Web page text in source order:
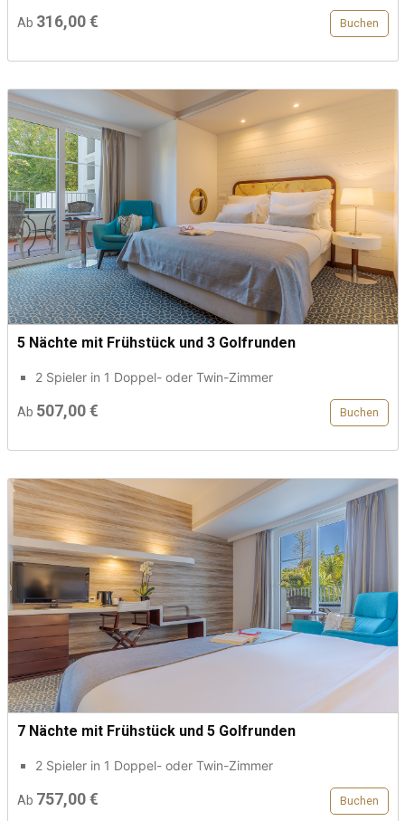
Ab 316,00 € Buchen
5 Nächte mit Frühstück und 3 Golfrunden
2 Spieler in 1 Doppel- oder Twin-Zimmer
Ab 507,00 € Buchen
7 Nächte mit Frühstück und 5 Golfrunden
2 Spieler in 1 Doppel- oder Twin-Zimmer
Ab 757,00 € Buchen